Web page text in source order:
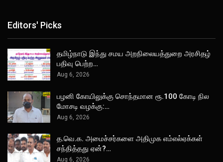
Editors' Picks
தமிழ்நாடு இந்து சமய அறநிலையத்துறை அரசிதழ்
பதிவு பெற்ற…
Aug 6, 2026
பழனி கோயிலுக்கு சொந்தமான ரூ.100 கோடி நில
மோசடி வழக்கு:…
Aug 6, 2026
த.வெ.க. அமைச்சர்களை அதிமுக எம்எல்ஏக்கள்
சந்தித்தது ஏன்?…
Aug 6, 2026